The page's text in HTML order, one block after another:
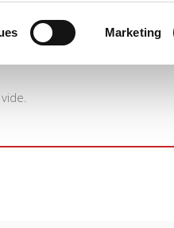
Marketing